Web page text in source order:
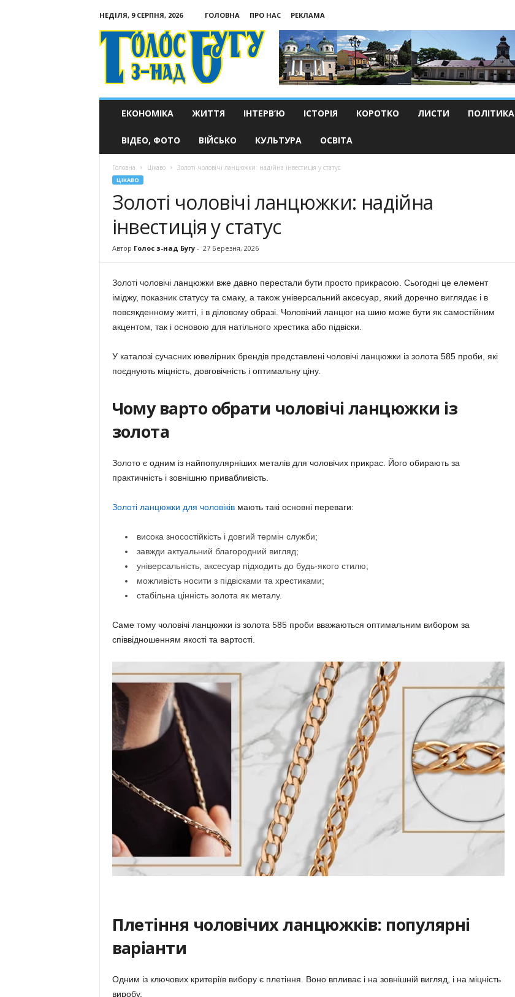
НЕДІЛЯ, 9 СЕРПНЯ, 2026 ГОЛОВНА ПРО НАС
РЕКЛАМА
Голос
з-
ЕКОНОМІКА ЖИТТЯ ІНТЕРВ’Ю ІСТОРІЯ КОРОТКО ЛИСТИ ПОЛІТИКА
ВІДЕО, ФОТО ВІЙСЬКО КУЛЬТУРА ОСВІТА
Головна Цікаво Золоті чоловічі ланцюжки: надійна інвестиція у статус
ЦІКАВО
Золоті чоловічі ланцюжки: надійна
інвестиція у статус
Автор Голос з-над Бугу- 27 Березня, 2026
Золоті чоловічі ланцюжки вже давно перестали бути просто прикрасою. Сьогодні це елемент
іміджу, показник статусу та смаку, а також універсальний аксесуар, який доречно виглядає і в
повсякденному житті, і в діловому образі. Чоловічий ланцюг на шию може бути як самостійним
акцентом, так і основою для натільного хрестика або підвіски.
У каталозі сучасних ювелірних брендів представлені чоловічі ланцюжки із золота 585 проби, які
поєднують міцність, довговічність і оптимальну ціну.
Чому варто обрати чоловічі ланцюжки із
золота
Золото є одним із найпопулярніших металів для чоловічих прикрас. Його обирають за
практичність і зовнішню привабливість.
Золоті ланцюжки для чоловіківмають такі основні переваги:
висока зносостійкість і довгий термін служби;
завжди актуальний благородний вигляд;
універсальність, аксесуар підходить до будь-якого стилю;
можливість носити з підвісками та хрестиками;
стабільна цінність золота як металу.
Саме тому чоловічі ланцюжки із золота 585 проби вважаються оптимальним вибором за
співвідношенням якості та вартості.
Плетіння чоловічих ланцюжків: популярні
варіанти
Одним із ключових критеріїв вибору є плетіння. Воно впливає і на зовнішній вигляд, і на міцність
виробу.